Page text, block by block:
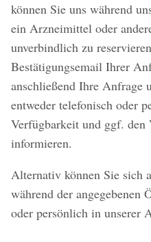
können Sie uns während
ein Arzneimittel oder
unverbindlich zu
Bestätigungsemail Ihrer
anschließend Ihre Anfrage
entweder telefonisch oder
Verfügbarkeit und ggf.
informieren.
Alternativ können Sie sich
während der angegebenen
oder persönlich in unserer